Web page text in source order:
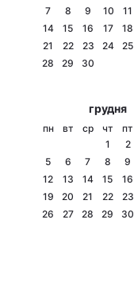
7
8 9 10 11
14
15 16 17 18
21
22 23 24 25
28
29 30
грудня
пн вт ср чт пт
1
2
5
6 7 8 9
12
13 14 15 16
19
20 21 22 23
26
27 28 29 30